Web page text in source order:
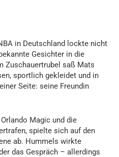
in Deutschland lockte nicht
Gesichter in die
Zuschauertrubel saß Mats
sportlich gekleidet und in
Seite: seine Freundin
Magic und die
spielte sich auf den
ab. Hummels wirkte
das Gespräch – allerdings